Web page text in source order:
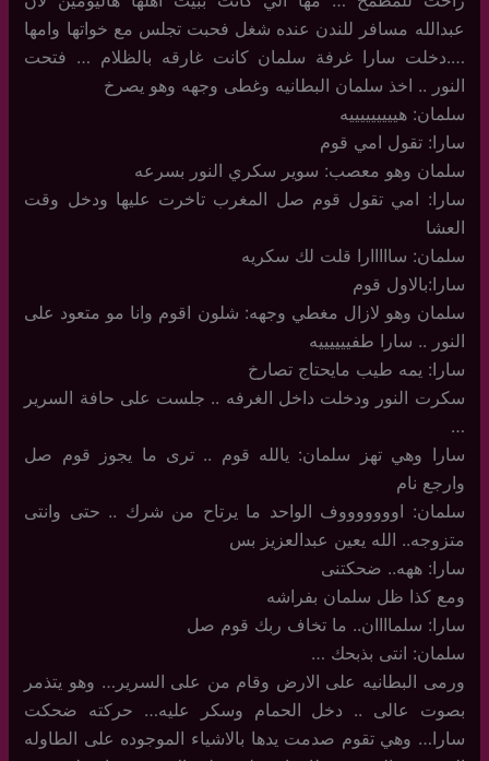
عبدالله مسافر للندن عنده شغل فحبت تجلس مع خواتها وامها
….دخلت سارا غرفة سلمان كانت غارقه بالظلام … فتحت
النور .. اخذ سلمان البطانيه وغطى وجهه وهو يصرخ
سلمان: هيييييييييه
سارا: تقول امي قوم
سلمان وهو معصب: سوير سكري النور بسرعه
سارا: امي تقول قوم صل المغرب تاخرت عليها ودخل وقت
العشا
سلمان: سااااارا قلت لك سكريه
سارا:بالاول قوم
سلمان وهو لازال مغطي وجهه: شلون اقوم وانا مو متعود على
النور .. سارا طفييييييه
سارا: يمه طيب مايحتاج تصارخ
سكرت النور ودخلت داخل الغرفه .. جلست على حافة السرير
…
سارا وهي تهز سلمان: يالله قوم .. ترى ما يجوز قوم صل
وارجع نام
سلمان: اوووووووف الواحد ما يرتاح من شرك .. حتى وانتى
متزوجه.. الله يعين عبدالعزيز بس
سارا: ههه.. ضحكتنى
ومع كذا ظل سلمان بفراشه
سارا: سلماااان.. ما تخاف ربك قوم صل
سلمان: انتى بذبحك …
ورمى البطانيه على الارض وقام من على السرير… وهو يتذمر
بصوت عالى .. دخل الحمام وسكر عليه… حركته ضحكت
سارا… وهي تقوم صدمت يدها بالاشياء الموجوده على الطاوله